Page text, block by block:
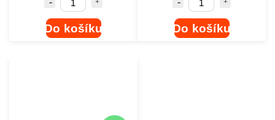
Do košíku Do košíku